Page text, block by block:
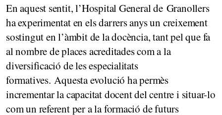
En aquest sentit, l’Hospital General de Granollers
ha experimentat en els darrers anys un creixement
sostingut en l’àmbit de la docència, tant pel que fa
al nombre de places acreditades com a la
diversificació de les especialitats
formatives. Aquesta evolució ha permès
incrementar la capacitat docent del centre i situar-lo
com un referent per a la formació de futurs